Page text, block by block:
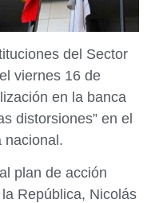
del Sector
viernes 16 de
en la banca
distorsiones” en el
nacional.
plan de acción
República, Nicolás